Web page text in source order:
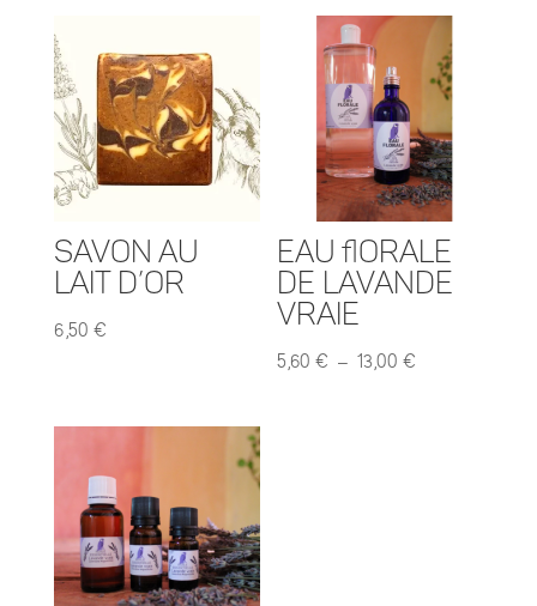
Savon au
Lait d’Or
6,50 €
Eau florale
de lavande
vraie
5,60€ – 13,00€